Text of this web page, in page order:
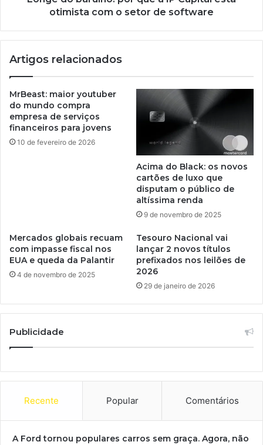
otimista com o setor de software
Artigos relacionados
MrBeast: maior youtuber
do mundo compra
empresa de serviços
financeiros para jovens
10 de fevereiro de 2026
Acima do Black: os novos
cartões de luxo que
disputam o público de
altíssima renda
9 de novembro de 2025
Mercados globais recuam
com impasse fiscal nos
EUA e queda da Palantir
4 de novembro de 2025
Tesouro Nacional vai
lançar 2 novos títulos
prefixados nos leilões de
2026
29 de janeiro de 2026
Publicidade
Recente Popular Comentários
A Ford tornou populares carros sem graça. Agora, não